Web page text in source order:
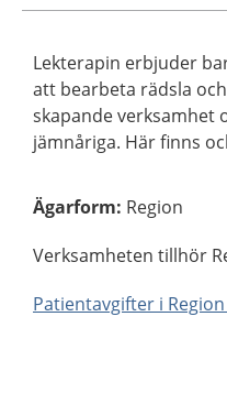
Lekterapin erbjuder
att bearbeta rädsla
skapande verksamhet
jämnåriga. Här finns
Ägarform: Region
Verksamheten tillhör
Patientavgifter i